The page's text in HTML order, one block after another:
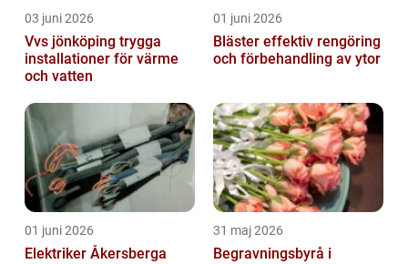
03 juni 2026
Vvs jönköping trygga
installationer för värme
och vatten
01 juni 2026
Bläster effektiv rengöring
och förbehandling av ytor
01 juni 2026
Elektriker Åkersberga
31 maj 2026
Begravningsbyrå i